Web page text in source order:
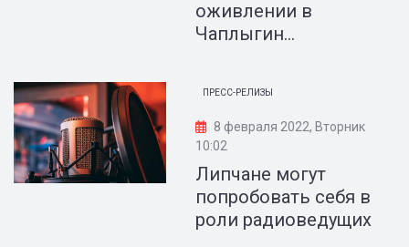
оживлении в
Чаплыгин...
ПРЕСС-РЕЛИЗЫ
8 февраля 2022, Вторник
10:02
Липчане могут
попробовать себя в
роли радиоведущих